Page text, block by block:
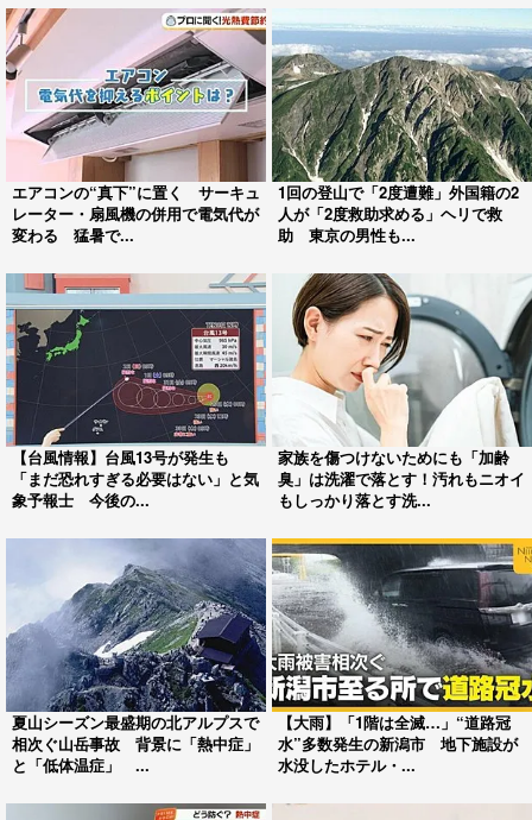
エアコンの“真下”に置く サーキュ
レーター・扇風機の併用で電気代が
変わる 猛暑で...
1回の登山で「2度遭難」外国籍の2
人が「2度救助求める」ヘリで救
助 東京の男性も...
【台風情報】台風13号が発生も
「まだ恐れすぎる必要はない」と気
象予報士 今後の...
家族を傷つけないためにも「加齢
臭」は洗濯で落とす！汚れもニオイ
もしっかり落とす洗...
夏山シーズン最盛期の北アルプスで
相次ぐ山岳事故 背景に「熱中症」
と「低体温症」 ...
【大雨】「1階は全滅…」“道路冠
水”多数発生の新潟市 地下施設が
水没したホテル・...